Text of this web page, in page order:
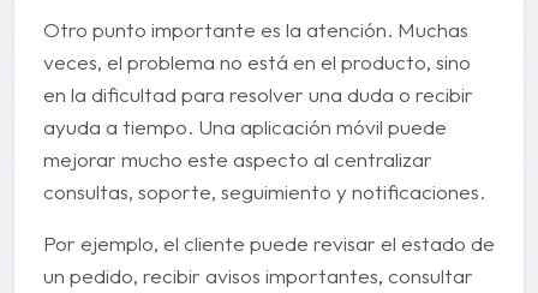
Otro punto importante es la atención. Muchas
veces, el problema no está en el producto, sino
en la dificultad para resolver una duda o recibir
ayuda a tiempo. Una aplicación móvil puede
mejorar mucho este aspecto al centralizar
consultas, soporte, seguimiento y notificaciones.
Por ejemplo, el cliente puede revisar el estado de
un pedido, recibir avisos importantes, consultar